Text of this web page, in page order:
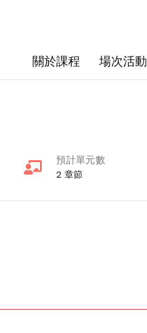
關於課程 場次活動
預計單元數
2 章節